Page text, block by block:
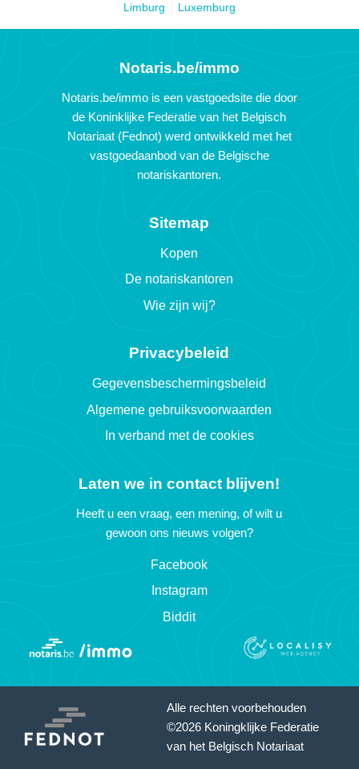
Limburg
Luxemburg
Notaris.be/immo
Notaris.be/immo is een vastgoedsite die door
de Koninklijke Federatie van het Belgisch
Notariaat (Fednot) werd ontwikkeld met het
vastgoedaanbod van de Belgische
notariskantoren.
Sitemap
Kopen
De notariskantoren
Wie zijn wij?
Privacybeleid
Gegevensbeschermingsbeleid
Algemene gebruiksvoorwaarden
In verband met de cookies
Laten we in contact blijven!
Heeft u een vraag, een mening, of wilt u
gewoon ons nieuws volgen?
Facebook
Instagram
Biddit
Alle rechten voorbehouden
©2026 Koningklijke Federatie
van het Belgisch Notariaat